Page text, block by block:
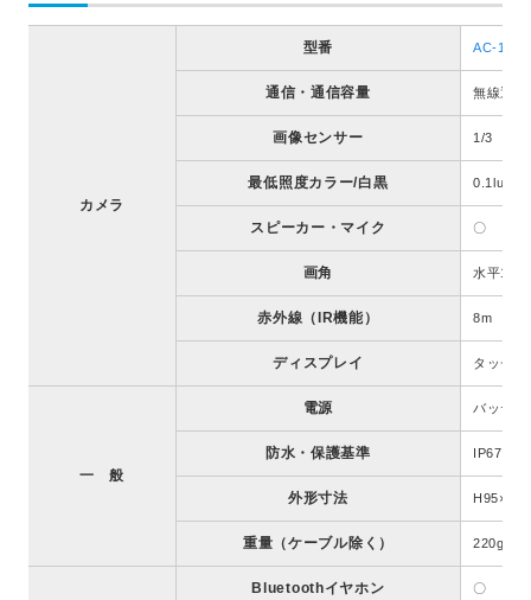
カメラ
型番 AC-1001
通信・通信容量 無線通
画像センサー 1/3
最低照度カラー/白黒
スピーカー・マイク 〇
画角 水平
赤外線（IR機能） 8m
ディスプレイ タッチ
一 般
電源 バッテ
防水・保護基準 IP67相当
外形寸法
重量（ケーブル除く） 220g
Bluetoothイヤホン 〇